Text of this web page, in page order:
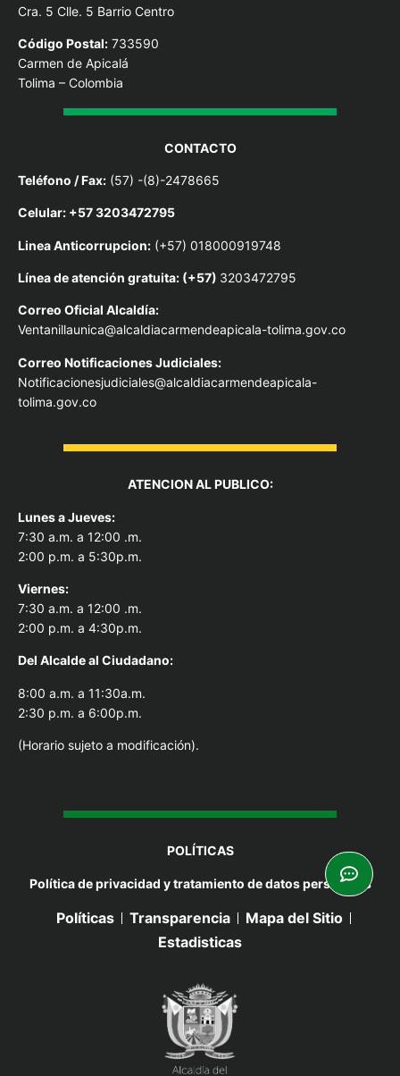
Cra. 5 Clle. 5 Barrio Centro
Código Postal: 733590
Carmen de Apicalá
Tolima – Colombia
CONTACTO
Teléfono / Fax: (57) -(8)-2478665
Celular: +57 3203472795
Linea Anticorrupcion: (+57) 018000919748
Línea de atención gratuita: (+57) 3203472795
Correo Oficial Alcaldía:
Ventanillaunica@alcaldiacarmendeapicala-tolima.gov.co
Correo Notificaciones Judiciales:
Notificacionesjudiciales@alcaldiacarmendeapicala-
tolima.gov.co
ATENCION AL PUBLICO:
Lunes a Jueves:
7:30 a.m. a 12:00 .m.
2:00 p.m. a 5:30p.m.
Viernes:
7:30 a.m. a 12:00 .m.
2:00 p.m. a 4:30p.m.
Del Alcalde al Ciudadano:
8:00 a.m. a 11:30a.m.
2:30 p.m. a 6:00p.m.
(Horario sujeto a modificación).
POLÍTICAS
Política de privacidad y tratamiento de datos personales
Políticas Transparencia
Mapa del Sitio
Estadisticas